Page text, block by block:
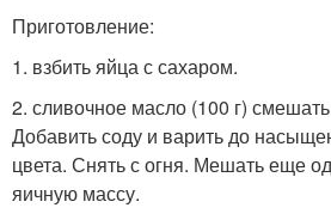
Приготовление:
1. взбить яйца с сахаром.
2. сливочное масло (100 г)
Добавить соду и варить до
цвета. Снять с огня. Мешать еще
яичную массу.